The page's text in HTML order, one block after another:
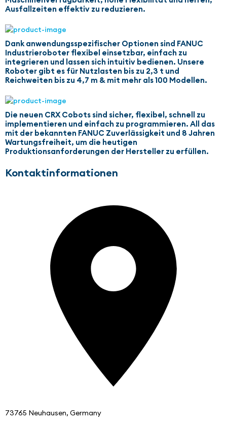
Ausfallzeiten effektiv zu reduzieren.
Dank anwendungsspezifischer Optionen sind FANUC
Industrieroboter flexibel einsetzbar, einfach zu
integrieren und lassen sich intuitiv bedienen. Unsere
Roboter gibt es für Nutzlasten bis zu 2,3 t und
Reichweiten bis zu 4,7 m & mit mehr als 100 Modellen.
Die neuen CRX Cobots sind sicher, flexibel, schnell zu
implementieren und einfach zu programmieren. All das
mit der bekannten FANUC Zuverlässigkeit und 8 Jahren
Wartungsfreiheit, um die heutigen
Produktionsanforderungen der Hersteller zu erfüllen.
Kontaktinformationen
73765 Neuhausen, Germany